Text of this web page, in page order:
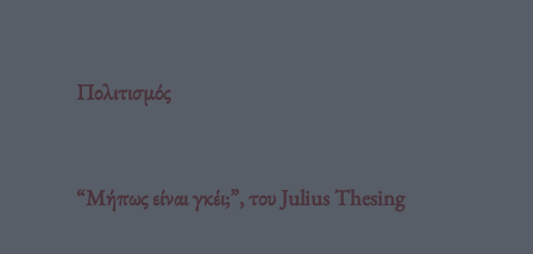
Πολιτισμός
“Mήπως είναι γκέι;”, του Julius Thesing